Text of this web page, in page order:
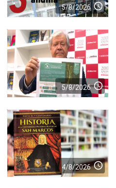
5/8/2026 access_time
5/8/2026 access_time
4/8/2026 access_time